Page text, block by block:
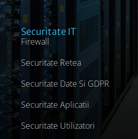
Securitate IT
Firewall
Securitate Retea
Securitate Date Si GDPR
Securitate Aplicatii
Securitate Utilizatori